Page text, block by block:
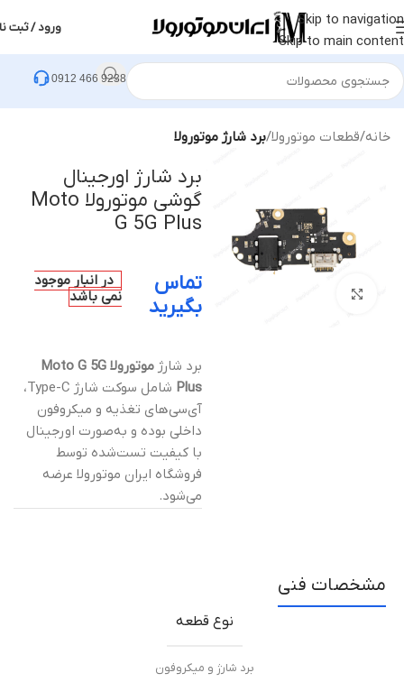
Skip to navigation
Skip to main content
ورود / ثبت
0912 466 9238
خانه قطعات موتورولا برد شارژ موتورولا
برد شارژ اورجینال
گوشی موتورولا Moto
G 5G Plus
تماس
بگیرید
در انبار موجود
نمی باشد
برد شارژ
موتورولا Moto G 5G
Plus
شامل سوکت شارژ Type-C،
آی‌سی‌های تغذیه و میکروفون
داخلی بوده و به‌صورت اورجینال
با کیفیت تست‌شده توسط
فروشگاه ایران موتورولا عرضه
می‌شود.
مشخصات فنی
نوع قطعه
برد شارژ و میکروفون